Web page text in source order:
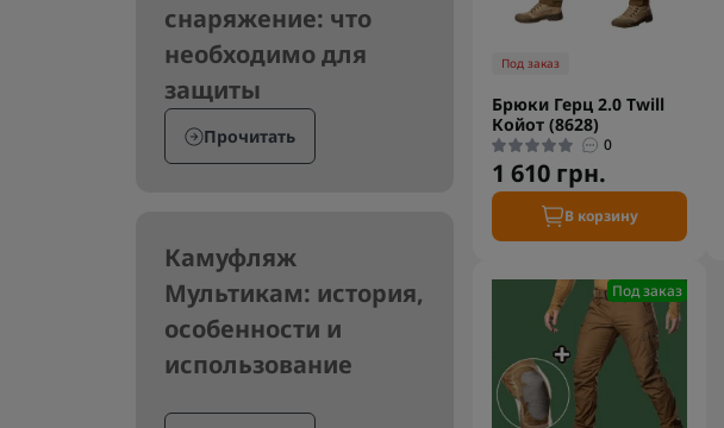
снаряжение: что
необходимо для
защиты
Прочитать
Камуфляж
Мультикам: история,
особенности и
использование
Под заказ
Брюки Герц 2.0 Twill
Койот (8628)
0
1 610 грн.
В корзину
Под заказ